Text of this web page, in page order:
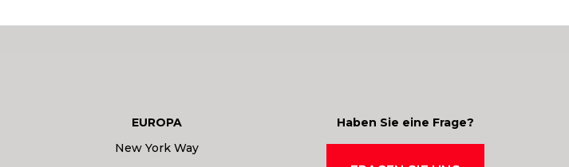
EUROPA
New York Way
Haben Sie eine Frage?